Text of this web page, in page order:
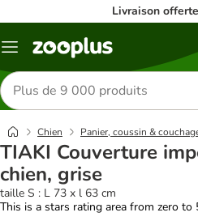
Livraison
Menu
Rechercher
des
produits
Chien Panier, coussin &
TIAKI Couverture
chien, grise
taille S : L 73 x l 63 cm
This is a stars rating area from zero to